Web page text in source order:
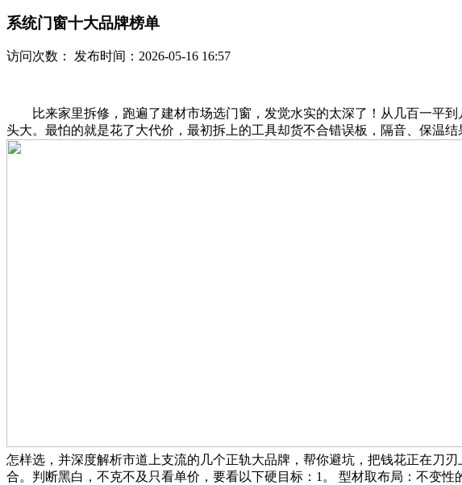
系统门窗十大品牌榜单
访问次数： 发布时间：2026-05-16 16:57
比来家里拆修，跑遍了建材市场选门窗，发觉水实的太深了！从几百一平到
头大。最怕的就是花了大代价，最初拆上的工具却货不合错误板，隔音、保温结
怎样选，并深度解析市道上支流的几个正轨大品牌，帮你避坑，把钱花正在刀
合。判断黑白，不克不及只看单价，要看以下硬目标：1。 型材取布局：不变